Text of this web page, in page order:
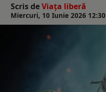
Scris deViaţa liberă
Miercuri, 10 Iunie 2026 12:30